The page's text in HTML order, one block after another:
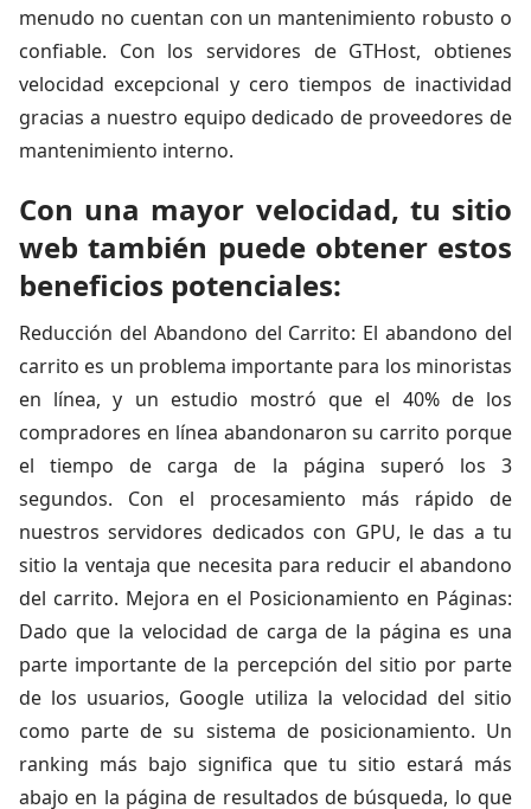
menudo no cuentan con un mantenimiento robusto o
confiable. Con los servidores de GTHost, obtienes
velocidad excepcional y cero tiempos de inactividad
gracias a nuestro equipo dedicado de proveedores de
mantenimiento interno.
Con una mayor velocidad, tu sitio
web también puede obtener estos
beneficios potenciales:
Reducción del Abandono del Carrito: El abandono del
carrito es un problema importante para los minoristas
en línea, y un estudio mostró que el 40% de los
compradores en línea abandonaron su carrito porque
el tiempo de carga de la página superó los 3
segundos. Con el procesamiento más rápido de
nuestros servidores dedicados con GPU, le das a tu
sitio la ventaja que necesita para reducir el abandono
del carrito. Mejora en el Posicionamiento en Páginas:
Dado que la velocidad de carga de la página es una
parte importante de la percepción del sitio por parte
de los usuarios, Google utiliza la velocidad del sitio
como parte de su sistema de posicionamiento. Un
ranking más bajo significa que tu sitio estará más
abajo en la página de resultados de búsqueda, lo que